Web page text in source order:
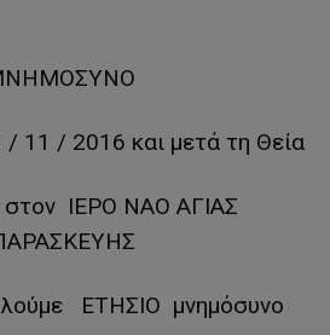
/ 2016 και μετά τη Θεία
στον ΙΕΡΟ ΝΑΟ ΑΓΙΑΣ
ΕΤΗΣΙΟ μνημόσυνο